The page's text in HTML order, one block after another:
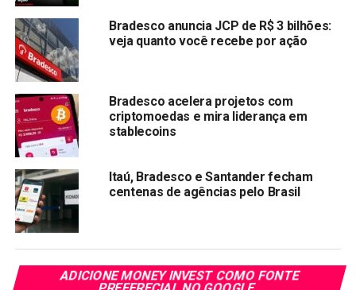
dinheiro de volta.
C6 Bank e PagBank
Há mais casos parecidos com os de Elilda e Gislaine no
Reclame Aqui e no Twitter. Nos sites, encontramos
reclamações contra diversas instituições financeiras, mas
nos episódios que envolvem o Iti, o C6 Bank e o PagBank
(do PagSeguro), a devolução dos valores parece mais
difícil.
Banco deve indenizar por encerrar conta sem
notificação prévia ao cliente
Em maio deste ano, a 22ª Câmara de Direito Privado do
Bradesco anuncia JCP de R$ 3 bilhões:
veja quanto você recebe por ação
Bradesco acelera projetos com
criptomoedas e mira liderança em
stablecoins
Itaú, Bradesco e Santander fecham
centenas de agências pelo Brasil
ADICIONE MONEY INVEST COMO FONTE